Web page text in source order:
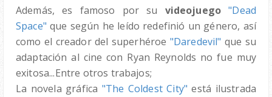
Además, es famoso por su videojuego "Dead
Space" que según he leído redefinió un género, así
como el creador del superhéroe "Daredevil" que su
adaptación al cine con Ryan Reynolds no fue muy
exitosa...Entre otros trabajos;
La novela gráfica "The Coldest City" está ilustrada